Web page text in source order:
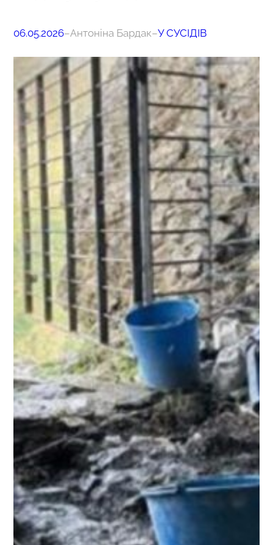
06.05.2026–Антоніна Бардак–У СУСІДІВ